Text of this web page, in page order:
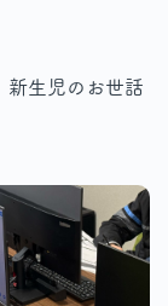
新生児のお世話